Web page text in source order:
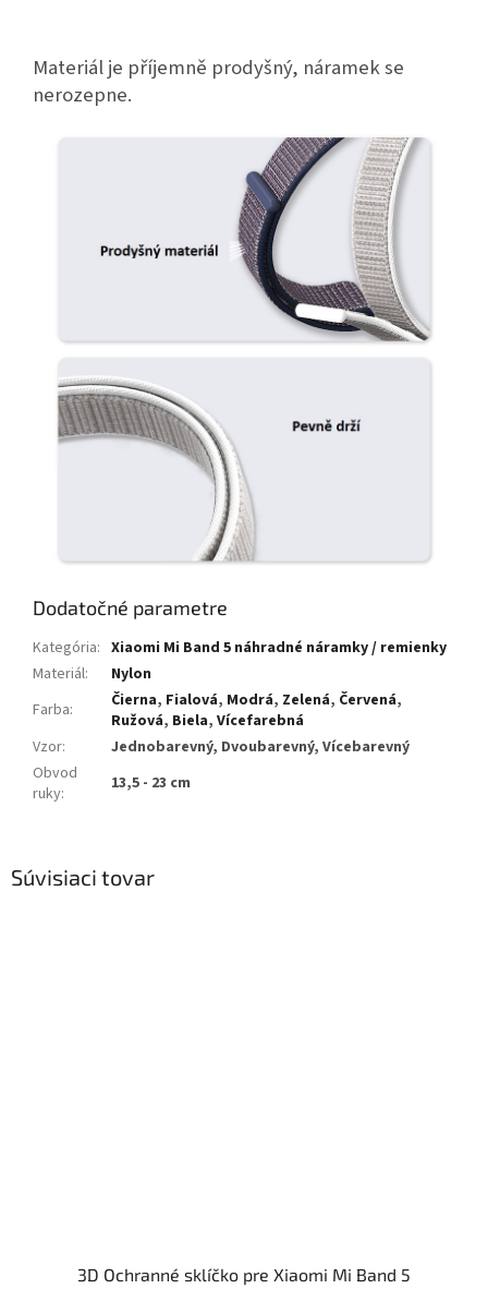
Súvisiaci tovar
3D Ochranné sklíčko pre Xiaomi Mi Band 5
Materiál je příjemně prodyšný, náramek se
nerozepne.
Dodatočné parametre
Kategória: Xiaomi Mi Band 5 náhradné náramky / remienky
Materiál:
Nylon
Farba: Čierna, Fialová, Modrá, Zelená, Červená,
Ružová, Biela, Vícefarebná
Vzor:
Jednobarevný, Dvoubarevný, Vícebarevný
Obvod
ruky: 13,5 - 23 cm